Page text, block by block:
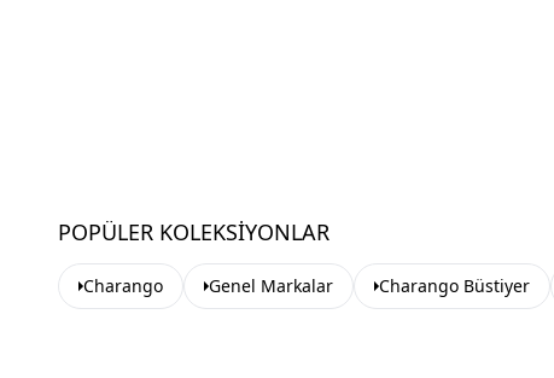
POPÜLER KOLEKSIYONLAR
Charango Genel Markalar Charango Büstiyer